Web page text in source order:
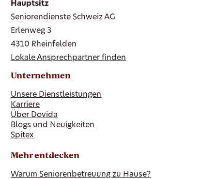
Hauptsitz
Seniorendienste Schweiz AG
Erlenweg 3
4310 Rheinfelden
Lokale Ansprechpartner finden
Unternehmen
Unsere Dienstleistungen
Karriere
Über Dovida
Blogs und Neuigkeiten
Spitex
Mehr entdecken
Warum Seniorenbetreuung zu Hause?